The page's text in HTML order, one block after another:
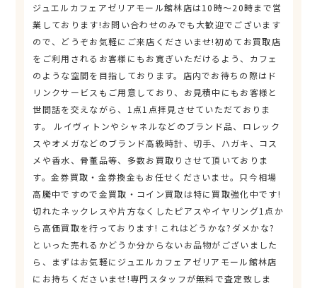
ジュエルカフェアゼリアモール館林店は10時～20時まで営
業しております!お問い合わせのみでも大歓迎でございます
ので、どうぞお気軽にご来店くださいませ!初めてお買取店
をご利用されるお客様にもお寛ぎいただけるよう、カフェ
のような空間を目指しております。店内でお待ちの際はド
リンクサービスもご用意しており、お見積中にもお客様と
世間話を交えながら、1点1点拝見させていただておりま
す。 ルイヴィトンやシャネルなどのブランド品、ロレック
スやオメガなどのブランド高級時計、切手、ハガキ、コス
メや香水、骨董品等、多数お買取りさせて頂いておりま
す。金券買取・金券換金もお任せくださいませ。只今相場
高騰中ですので金買取・コイン買取は特に買取強化中です!
切れたネックレスや片方なくしたピアスやイヤリング1点か
ら高価買取を行っております! これはどうかな?ダメかな?
といった売れるかどうか分からないお品物がございました
ら、まずはお気軽にジュエルカフェアゼリアモール館林店
にお持ちくださいませ!専門スタッフが無料で査定致しま